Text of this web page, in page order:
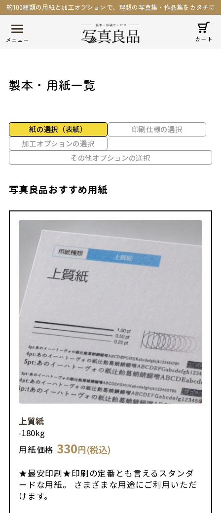
約100種類の用紙と加工オプションで、理想の写真集・作品集をカタチに
カート
製本・用紙一覧
紙の選択（表紙）
印刷仕様の選択
加工オプションの選択
その他オプションの選択
写真良品おすすめ用紙
上質紙
-180kg
用紙価格 330円(税込)
★最安印刷★印刷の定番とも言えるスタンダ
ードな用紙。 さまざまな用途にご利用いただ
けます。